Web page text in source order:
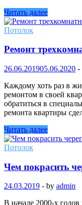
Читать далее
Потолок
Ремонт
26.06.201905.06.2020 -
Каждому хоть раз в
ремонтом в своей
обратиться в
ремонта квартиры
Читать далее
Потолок
Чем покрасить
24.03.2019 - by admin
В начале 2000-х